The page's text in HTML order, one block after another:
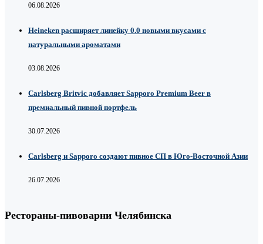
06.08.2026
Heineken расширяет линейку 0.0 новыми вкусами с
натуральными ароматами
03.08.2026
Carlsberg Britvic добавляет Sapporo Premium Beer в
премиальный пивной портфель
30.07.2026
Carlsberg и Sapporo создают пивное СП в Юго-Восточной Азии
26.07.2026
Рестораны-пивоварни Челябинска